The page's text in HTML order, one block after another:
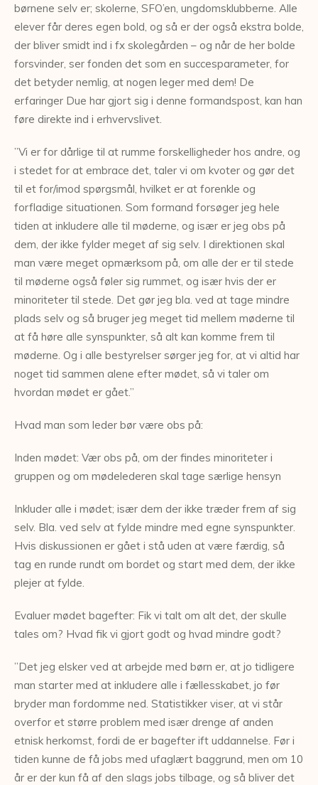
børnene selv er; skolerne, SFO’en, ungdomsklubberne. Alle
elever får deres egen bold, og så er der også ekstra bolde,
der bliver smidt ind i fx skolegården – og når de her bolde
forsvinder, ser fonden det som en succesparameter, for
det betyder nemlig, at nogen leger med dem! De
erfaringer Due har gjort sig i denne formandspost, kan han
føre direkte ind i erhvervslivet.
”Vi er for dårlige til at rumme forskelligheder hos andre, og
i stedet for at embrace det, taler vi om kvoter og gør det
til et for/imod spørgsmål, hvilket er at forenkle og
forfladige situationen. Som formand forsøger jeg hele
tiden at inkludere alle til møderne, og især er jeg obs på
dem, der ikke fylder meget af sig selv. I direktionen skal
man være meget opmærksom på, om alle der er til stede
til møderne også føler sig rummet, og især hvis der er
minoriteter til stede. Det gør jeg bla. ved at tage mindre
plads selv og så bruger jeg meget tid mellem møderne til
at få høre alle synspunkter, så alt kan komme frem til
møderne. Og i alle bestyrelser sørger jeg for, at vi altid har
noget tid sammen alene efter mødet, så vi taler om
hvordan mødet er gået.”
Hvad man som leder bør være obs på:
Inden mødet: Vær obs på, om der findes minoriteter i
gruppen og om mødelederen skal tage særlige hensyn
Inkluder alle i mødet; især dem der ikke træder frem af sig
selv. Bla. ved selv at fylde mindre med egne synspunkter.
Hvis diskussionen er gået i stå uden at være færdig, så
tag en runde rundt om bordet og start med dem, der ikke
plejer at fylde.
Evaluer mødet bagefter: Fik vi talt om alt det, der skulle
tales om? Hvad fik vi gjort godt og hvad mindre godt?
”Det jeg elsker ved at arbejde med børn er, at jo tidligere
man starter med at inkludere alle i fællesskabet, jo før
bryder man fordomme ned. Statistikker viser, at vi står
overfor et større problem med især drenge af anden
etnisk herkomst, fordi de er bagefter ift uddannelse. Før i
tiden kunne de få jobs med ufaglært baggrund, men om 10
år er der kun få af den slags jobs tilbage, og så bliver det